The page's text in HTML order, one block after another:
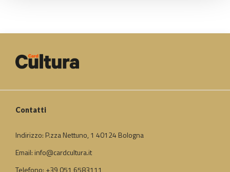
Contatti
Indirizzo: P.zza Nettuno, 1 40124 Bologna
Email: info@cardcultura.it
Telefono: +39 051 6583111